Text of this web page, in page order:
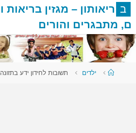
דלגו
לתוכן
ב ריאותון – מגזין בריאות ו
ם, מתבגרים והורים
עמודילדים תשובות לחידון ידע בתזונה